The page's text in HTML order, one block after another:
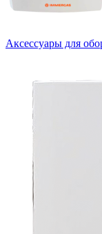
Аксессуары для